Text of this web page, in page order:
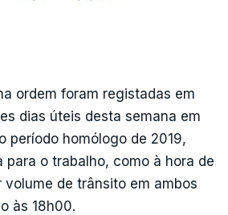
ordem foram registadas em
dias úteis desta semana em
período homólogo de 2019,
para o trabalho, como à hora de
volume de trânsito em ambos
às 18h00.